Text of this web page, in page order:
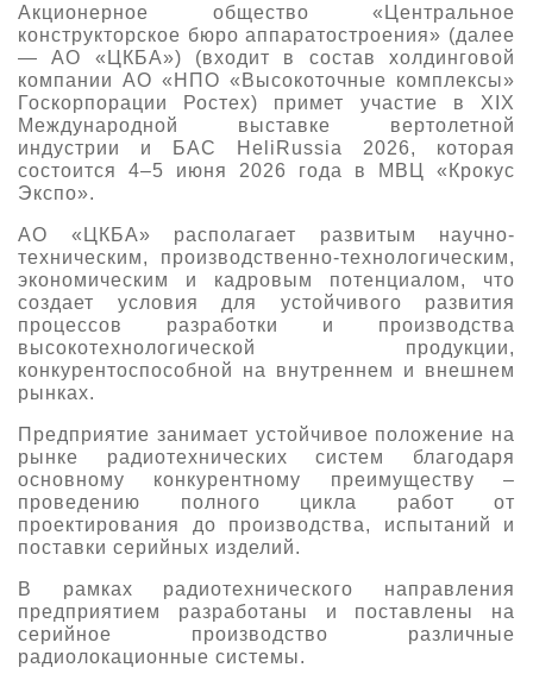
477-
33-81
О выставке
Партнеры выставки
Крокус Экспо
Даты будущих выставок
Документы
Контакты
Заявка на участие
Заочное участие
Прилет на выставку
Основные требования МВЦ «Крокус Экспо»
Для посетителей
Место проведения HeliRussia
Схема проезда
Правила доступа и пребывания Крокус Экспо
Для СМИ
Аккредитация прессы
Условия инфопартнёрства
Положение об аккредитации
Публикации о выставке
Пресс-релизы
Архив
Акционерное общество «Центральное
конструкторское бюро аппаратостроения» (далее
— АО «ЦКБА») (входит в состав холдинговой
компании АО «НПО «Высокоточные комплексы»
Госкорпорации Ростех) примет участие в XIX
Международной выставке вертолетной
индустрии и БАС HeliRussia 2026, которая
состоится 4–5 июня 2026 года в МВЦ «Крокус
Экспо».
АО «ЦКБА» располагает развитым научно-
техническим, производственно-технологическим,
экономическим и кадровым потенциалом, что
создает условия для устойчивого развития
процессов разработки и производства
высокотехнологической продукции,
конкурентоспособной на внутреннем и внешнем
рынках.
Предприятие занимает устойчивое положение на
рынке радиотехнических систем благодаря
основному конкурентному преимуществу –
проведению полного цикла работ от
проектирования до производства, испытаний и
поставки серийных изделий.
В рамках радиотехнического направления
предприятием разработаны и поставлены на
серийное производство различные
радиолокационные системы.